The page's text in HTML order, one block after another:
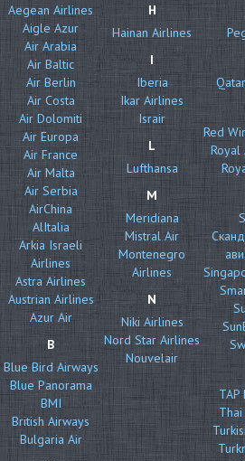
Aegean Airlines
Aigle Azur
Air Arabia
Air Baltic
Air Berlin
Air Costa
Air Dolomiti
Air Europa
Air France
Air Malta
Air Serbia
AirChina
AlItalia
Arkia Israeli
Airlines
Astra Airlines
Austrian Airlines
Azur Air
B
Blue Bird Airways
Blue Panorama
BMI
British Airways
Bulgaria Air
H
Hainan Airlines
I
Iberia
Ikar Airlines
Israir
L
Lufthansa
M
Meridiana
Mistral Air
Montenegro
Airlines
N
Niki Airlines
Nord Star Airlines
Nouvelair
Red
Royal
TAP